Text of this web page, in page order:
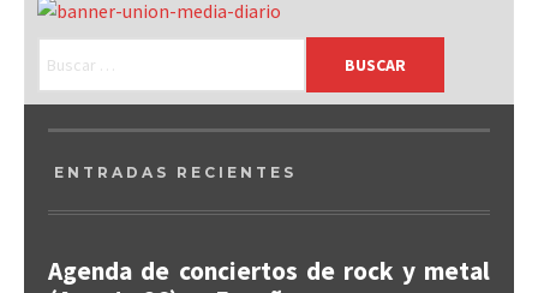
ENTRADAS RECIENTES
Agenda de conciertos de rock y metal